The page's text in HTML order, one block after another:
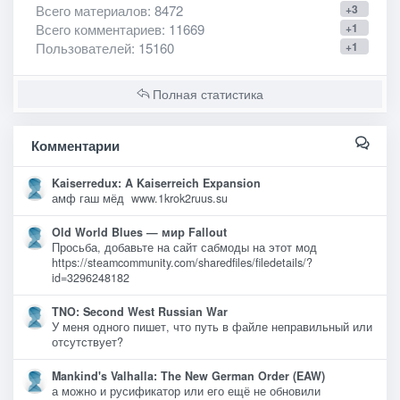
+3
Всего материалов: 8472
+1
Всего комментариев: 11669
+1
Пользователей: 15160
Полная статистика
Комментарии
Kaiserredux: A Kaiserreich Expansion
амф гаш мёд www.1krok2ruus.su
Old World Blues — мир Fallout
Просьба, добавьте на сайт сабмоды на этот мод
https://steamcommunity.com/sharedfiles/filedetails/?
id=3296248182
TNO: Second West Russian War
У меня одного пишет, что путь в файле неправильный или
отсутствует?
Mankind's Valhalla: The New German Order (EAW)
а можно и русификатор или его ещё не обновили